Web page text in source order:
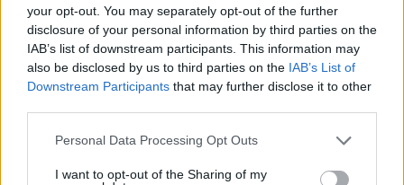
your opt-out. You may separately opt-out of the further
disclosure of your personal information by third parties on the
IAB’s list of downstream participants. This information may
also be disclosed by us to third parties on the IAB’s List of
Downstream Participants that may further disclose it to other
Please note that this website/app uses one or more Google
not limited to your visit or usage behaviour. You may click to
Personal Data Processing Opt Outs
I want to opt-out of the Sharing of my
Αποστολία Ζώη για τον θάνατο της μητέρας της: Μόλις
κατάλαβε τι έχει, έφυγε από τη ζωή
πριν 39 λεπτά
ΔΕΙΤΕ ΟΛΕΣ ΤΙΣ ΕΙΔΗΣΕΙΣ